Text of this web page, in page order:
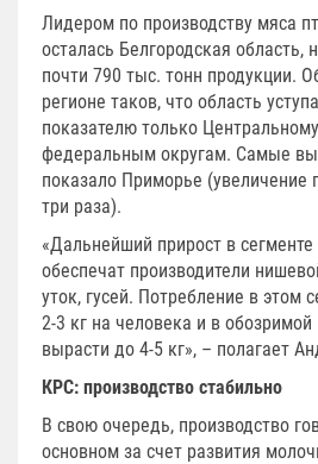
Лидером по производству мяса
осталась Белгородская область,
почти 790 тыс. тонн продукции.
регионе таков, что область
показателю только
федеральным округам. Самые
показало Приморье (увеличение
три раза).
«Дальнейший прирост в
обеспечат производители
уток, гусей. Потребление в этом
2-3 кг на человека и в
вырасти до 4-5 кг», – полагает
КРС: производство стабильно
В свою очередь, производство
основном за счет развития